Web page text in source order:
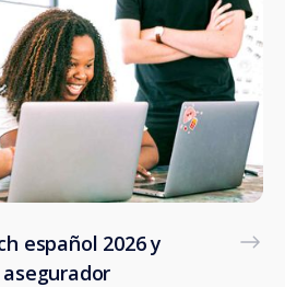
español 2026 y